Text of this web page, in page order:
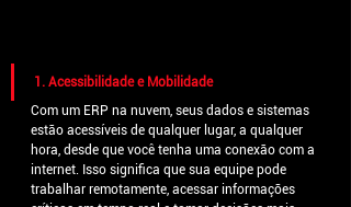
1. Acessibilidade e Mobilidade
Com um ERP na nuvem, seus dados e sistemas
estão acessíveis de qualquer lugar, a qualquer
hora, desde que você tenha uma conexão com a
internet. Isso significa que sua equipe pode
trabalhar remotamente, acessar informações